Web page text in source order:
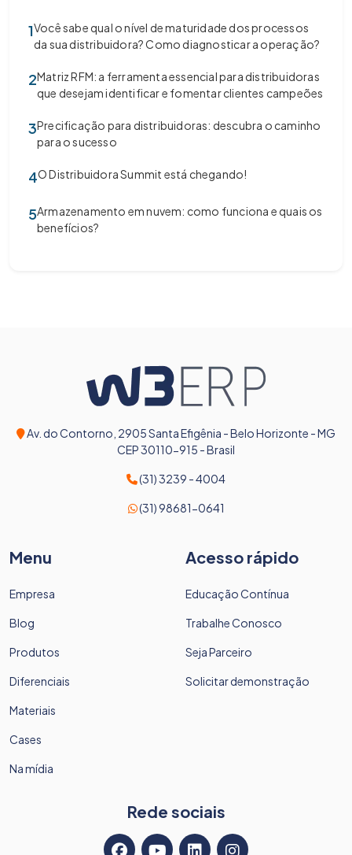
1Você sabe qual o nível de maturidade dos processos
da sua distribuidora? Como diagnosticar a operação?
2Matriz RFM: a ferramenta essencial para distribuidoras
que desejam identificar e fomentar clientes campeões
3Precificação para distribuidoras: descubra o caminho
para o sucesso
4O Distribuidora Summit está chegando!
5Armazenamento em nuvem: como funciona e quais os
benefícios?
Av. do Contorno, 2905 Santa Efigênia - Belo Horizonte - MG
CEP 30110-915 - Brasil
(31) 3239 - 4004
(31) 98681-0641
Menu
Empresa
Blog
Produtos
Diferenciais
Materiais
Cases
Na mídia
Acesso rápido
Educação Contínua
Trabalhe Conosco
Seja Parceiro
Solicitar demonstração
Rede sociais